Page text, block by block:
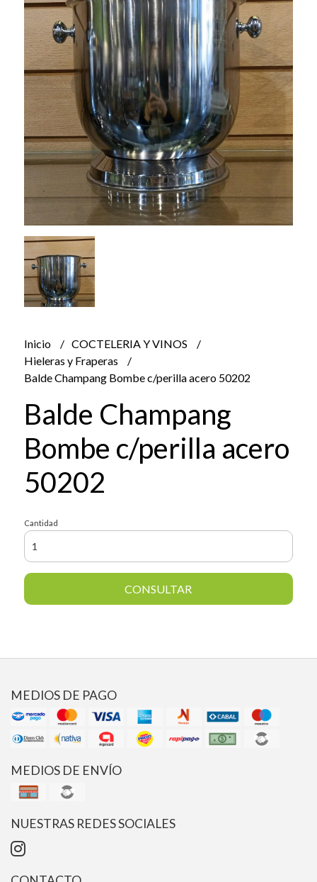
Inicio
COCTELERIA Y VINOS
Hieleras y Fraperas
Balde Champang Bombe c/perilla acero 50202
Balde Champang
Bombe c/perilla acero
50202
Cantidad
CONSULTAR
MEDIOS DE PAGO
MEDIOS DE ENVÍO
NUESTRAS REDES SOCIALES